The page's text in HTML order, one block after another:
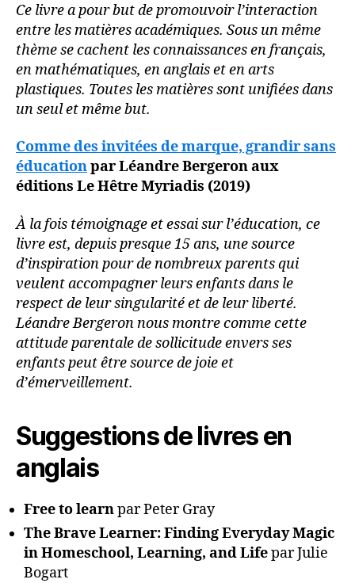
Ce livre a pour but de promouvoir l’interaction
entre les matières académiques. Sous un même
thème se cachent les connaissances en français,
en mathématiques, en anglais et en arts
plastiques. Toutes les matières sont unifiées dans
un seul et même but.
Comme des invitées de marque, grandir sans
éducationpar Léandre Bergeron aux
éditions Le Hêtre Myriadis (2019)
À la fois témoignage et essai sur l’éducation, ce
livre est, depuis presque 15 ans, une source
d’inspiration pour de nombreux parents qui
veulent accompagner leurs enfants dans le
respect de leur singularité et de leur liberté.
Léandre Bergeron nous montre comme cette
attitude parentale de sollicitude envers ses
enfants peut être source de joie et
d’émerveillement.
Suggestions de livres en
anglais
Free to learnpar Peter Gray
The Brave Learner: Finding Everyday Magic
in Homeschool, Learning, and Lifepar Julie
Bogart